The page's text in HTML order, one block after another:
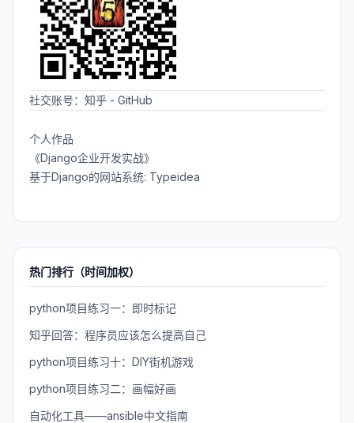
社交账号： 知乎 - GitHub
个人作品
《Django企业开发实战》
基于Django的网站系统: Typeidea
热门排行（时间加权）
python项目练习一：即时标记
知乎回答：程序员应该怎么提高自己
python项目练习十：DIY街机游戏
python项目练习二：画幅好画
自动化工具——ansible中文指南